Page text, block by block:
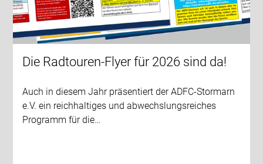
Die Radtouren-Flyer für 2026 sind da!
Auch in diesem Jahr präsentiert der ADFC-Stormarn
e.V. ein reichhaltiges und abwechslungsreiches
Programm für die…